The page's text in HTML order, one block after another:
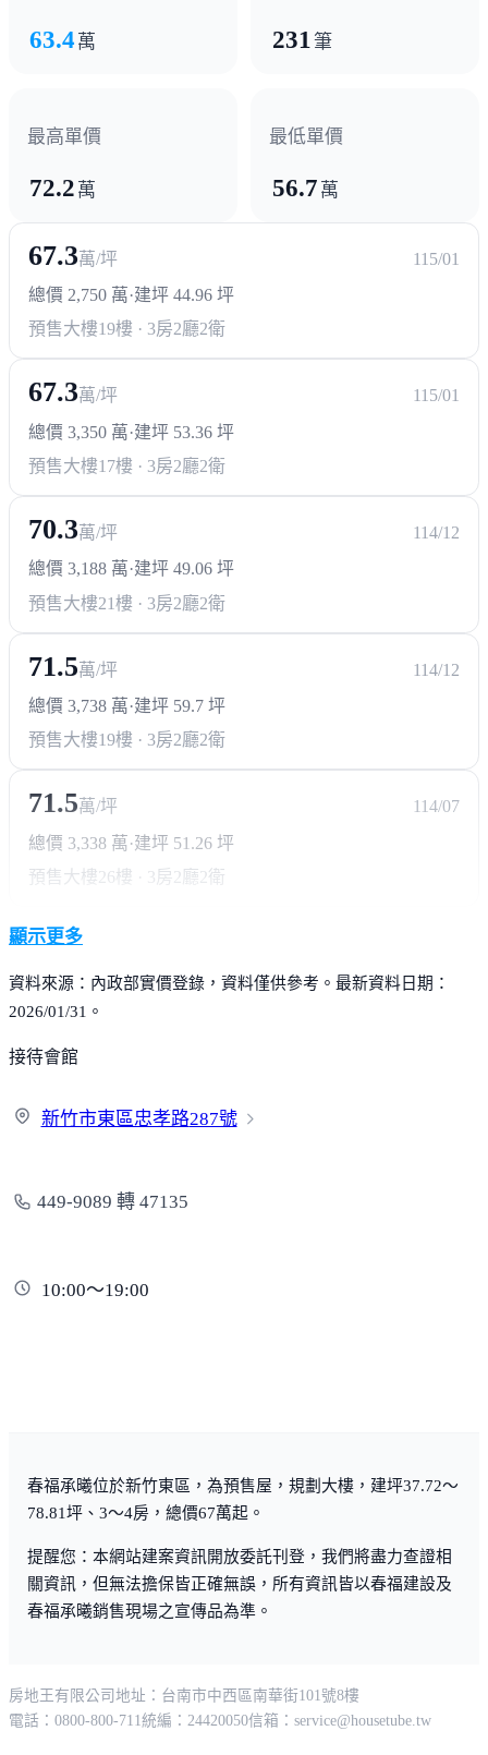
63.4 萬 231 筆
最高單價
72.2 萬
最低單價
56.7 萬
67.3萬/坪
115/01
總價 2,750 萬·建坪 44.96 坪
預售大樓19樓 · 3房2廳2衛
67.3萬/坪
115/01
總價 3,350 萬·建坪 53.36 坪
預售大樓17樓 · 3房2廳2衛
70.3萬/坪
114/12
總價 3,188 萬·建坪 49.06 坪
預售大樓21樓 · 3房2廳2衛
71.5萬/坪
114/12
總價 3,738 萬·建坪 59.7 坪
預售大樓19樓 · 3房2廳2衛
71.5萬/坪
114/07
總價 3,338 萬 ·建坪 51.26 坪
預售大樓 26樓 · 3房2廳2衛
顯示更多
資料來源：內政部實價登錄，資料僅供參考。最新資料日期：
2026/01/31。
接待會館
新竹市東區忠孝路287號
449-9089 轉 47135
10:00～19:00
春福承曦位於新竹東區，為預售屋，規劃大樓，建坪37.72～
78.81坪、3～4房，總價67萬起。
提醒您：本網站建案資訊開放委託刊登，我們將盡力查證相
關資訊，但無法擔保皆正確無誤，所有資訊皆以春福建設及
春福承曦銷售現場之宣傳品為準。
房地王有限公司 地址：台南市中西區南華街101號8樓
電話：0800-800-711統編：24420050信箱： service@housetube.tw